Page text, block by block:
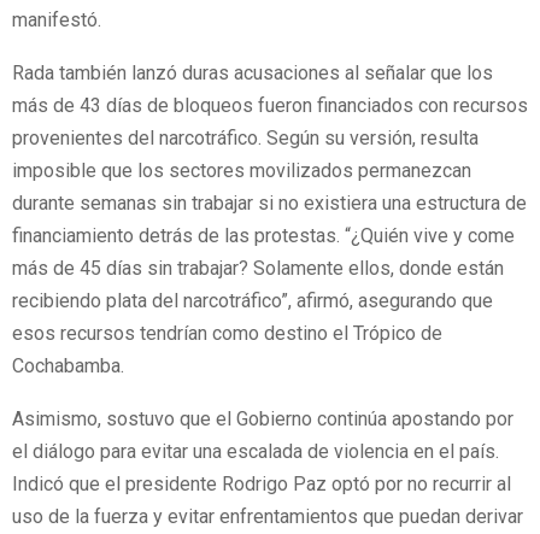
manifestó.
Rada también lanzó duras acusaciones al señalar que los
más de 43 días de bloqueos fueron financiados con recursos
provenientes del narcotráfico. Según su versión, resulta
imposible que los sectores movilizados permanezcan
durante semanas sin trabajar si no existiera una estructura de
financiamiento detrás de las protestas. “¿Quién vive y come
más de 45 días sin trabajar? Solamente ellos, donde están
recibiendo plata del narcotráfico”, afirmó, asegurando que
esos recursos tendrían como destino el Trópico de
Cochabamba.
Asimismo, sostuvo que el Gobierno continúa apostando por
el diálogo para evitar una escalada de violencia en el país.
Indicó que el presidente Rodrigo Paz optó por no recurrir al
uso de la fuerza y evitar enfrentamientos que puedan derivar